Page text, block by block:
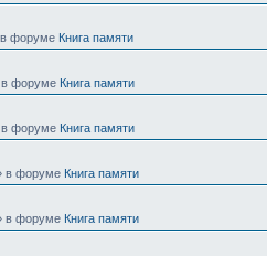
форуме Книга памяти
в форуме Книга памяти
в форуме Книга памяти
в форуме Книга памяти
в форуме Книга памяти